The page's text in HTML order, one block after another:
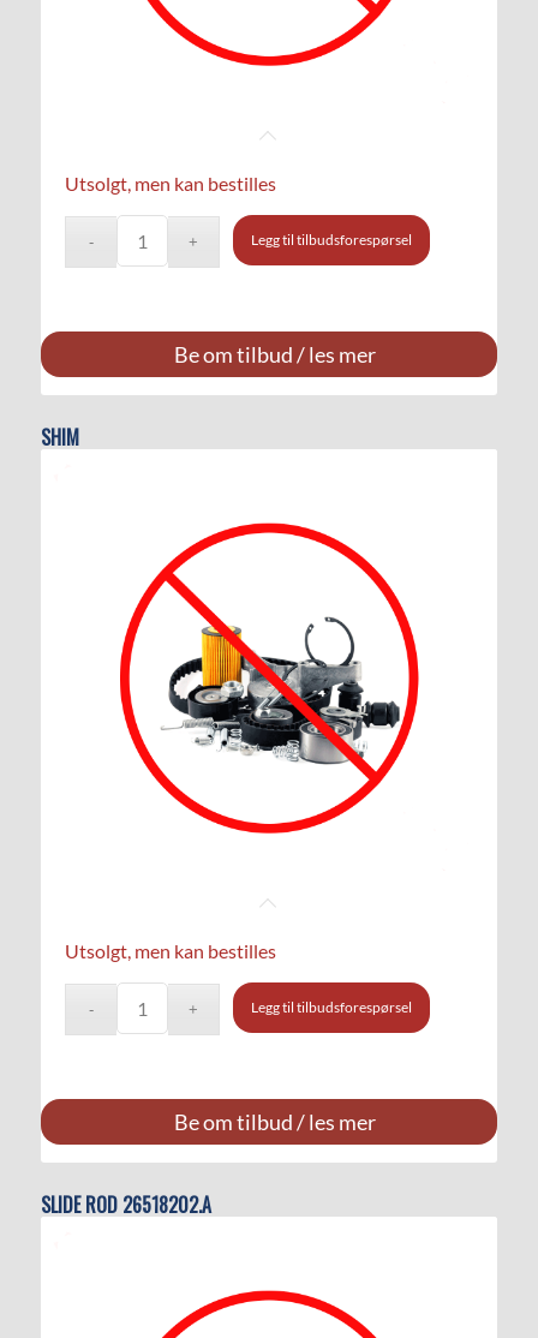
Utsolgt, men kan bestilles
Legg til tilbudsforespørsel
Be om tilbud / les mer
SHIM
Utsolgt, men kan bestilles
Legg til tilbudsforespørsel
Be om tilbud / les mer
SLIDE ROD 26518202.A